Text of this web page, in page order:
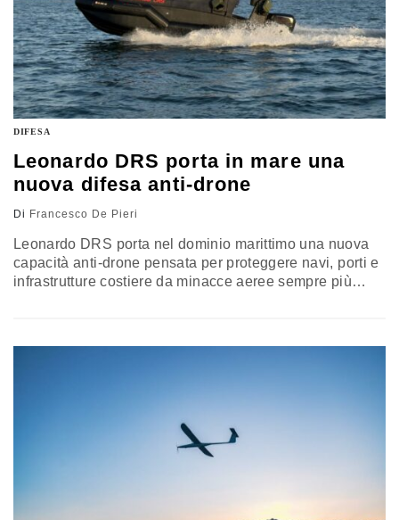
DIFESA
Leonardo DRS porta in mare una
nuova difesa anti-drone
Di Francesco De Pieri
Leonardo DRS porta nel dominio marittimo una nuova
capacità anti-drone pensata per proteggere navi, porti e
infrastrutture costiere da minacce aeree sempre più